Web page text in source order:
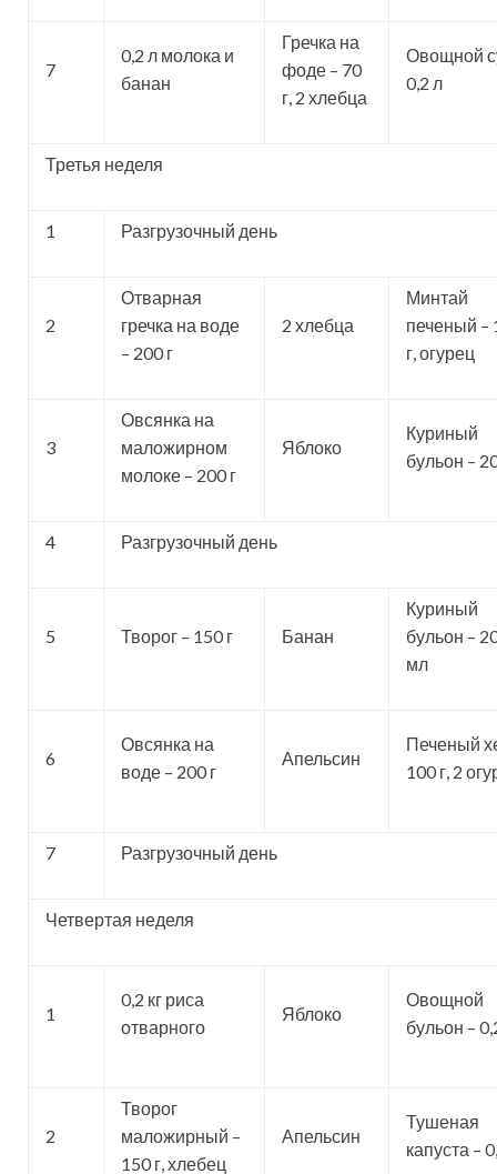
7
0,2 л молока и
банан
Гречка на
фоде – 70
г, 2 хлебца
Овощной
0,2 л
Третья неделя
1 Разгрузочный день
2
Отварная
гречка на воде
– 200 г
2 хлебца
Минтай
печеный –
г, огурец
3
Овсянка на
маложирном
молоке – 200 г
Яблоко
Куриный
бульон –
4 Разгрузочный день
5 Творог – 150 г Банан
Куриный
бульон –
мл
6
Овсянка на
воде – 200 г
Апельсин
Печеный
100 г, 2
7 Разгрузочный день
Четвертая неделя
1
0,2 кг риса
отварного
Яблоко
Овощной
бульон –
2
Творог
маложирный –
150 г, хлебец
Апельсин
Тушеная
капуста –